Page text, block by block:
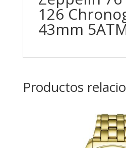
126
43mm
Productos